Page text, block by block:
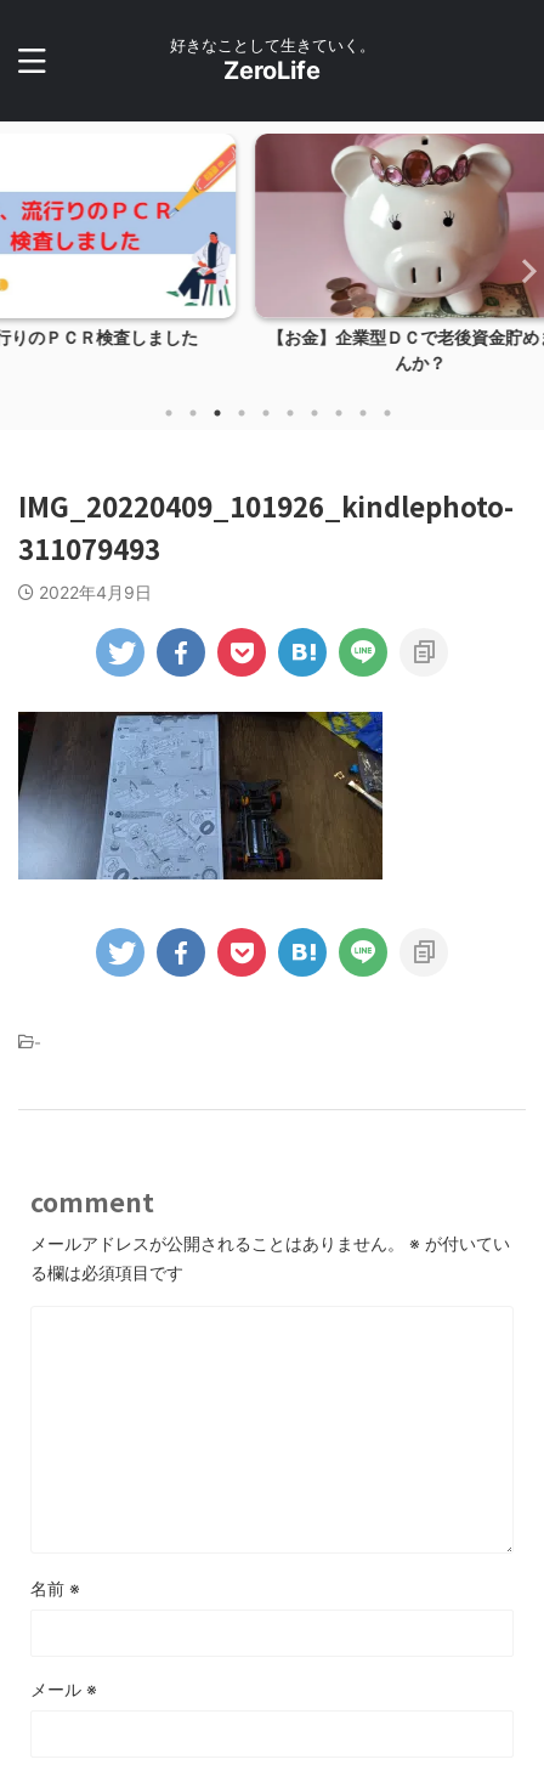
好きなことして生きていく。
ZeroLife
した
【お金】企業型ＤＣで老後資金貯めませ
【お金
IMG_20220409_101926_kindlephoto-
311079493
2022年4月9日
-
comment
メールアドレスが公開されることはありません。 ※ が付いてい
る欄は必須項目です
名前 ※
メール ※